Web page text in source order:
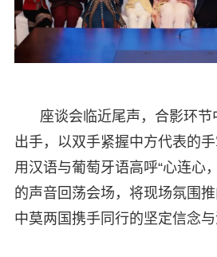
座谈会临近尾声，合影环
出手，以双手紧握中方代表的
用汉语与葡萄牙语高呼“心连心
的声音回荡会场，将现场氛围
中莫两国携手同行的坚定信念与